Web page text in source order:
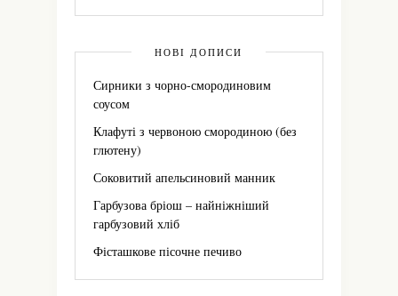
НОВІ ДОПИСИ
Сирники з чорно-смородиновим
соусом
Клафуті з червоною смородиною (без
глютену)
Соковитий апельсиновий манник
Гарбузова бріош – найніжніший
гарбузовий хліб
Фісташкове пісочне печиво